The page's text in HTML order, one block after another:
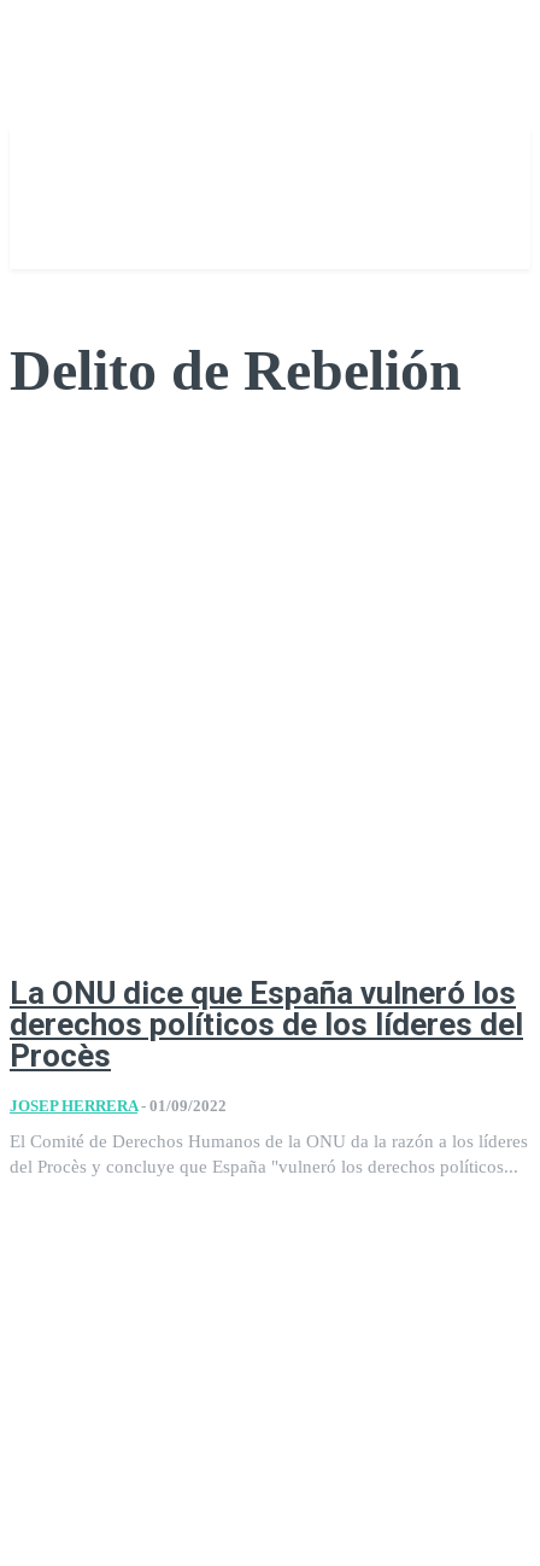
Delito de Rebelión
La ONU dice que España vulneró los
derechos políticos de los líderes del
Procès
JOSEP HERRERA - 01/09/2022
El Comité de Derechos Humanos de la ONU da la razón a los líderes
del Procès y concluye que España "vulneró los derechos políticos...